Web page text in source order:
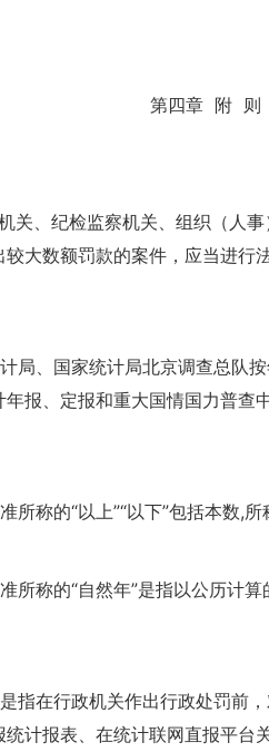
第四章 附 则
关、纪检监察机关、组织（人
大数额罚款的案件，应当进行
局、国家统计局北京调查总队
报、定报和重大国情国力普查
所称的“以上”“以下”包括本数,
所称的“自然年”是指以公历计
指在行政机关作出行政处罚前
计报表、在统计联网直报平台